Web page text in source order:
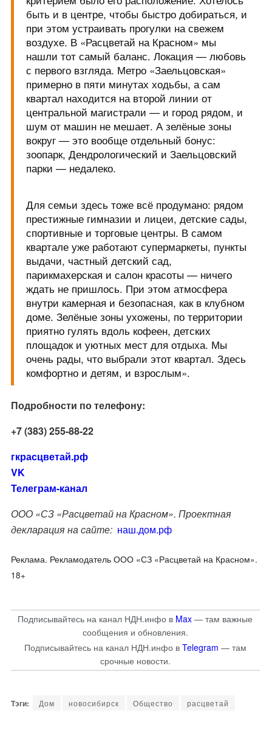
быть и в центре, чтобы быстро добираться, и
при этом устраивать прогулки на свежем
воздухе. В «Расцветай на Красном» мы
нашли тот самый баланс. Локация — любовь
с первого взгляда. Метро «Заельцовская»
примерно в пяти минутах ходьбы, а сам
квартал находится на второй линии от
центральной магистрали — и город рядом, и
шум от машин не мешает. А зелёные зоны
вокруг — это вообще отдельный бонус:
зоопарк, Дендрологический и Заельцовский
парки — недалеко.
Для семьи здесь тоже всё продумано: рядом
престижные гимназии и лицеи, детские сады,
спортивные и торговые центры. В самом
квартале уже работают супермаркеты, пункты
выдачи, частный детский сад,
парикмахерская и салон красоты — ничего
ждать не пришлось. При этом атмосфера
внутри камерная и безопасная, как в клубном
доме. Зелёные зоны ухожены, по территории
приятно гулять вдоль кофеен, детских
площадок и уютных мест для отдыха. Мы
очень рады, что выбрали этот квартал. Здесь
комфортно и детям, и взрослым».
Подробности по телефону:
+7 (383) 255-88-22
гкрасцветай.рф
VK
Телеграм-канал
ООО «СЗ «Расцветай на Красном». Проектная
декларация на сайте: наш.дом.рф
Реклама. Рекламодатель ООО «СЗ «Расцветай на Красном».
18+
Подписывайтесь на канал НДН.инфо в Max — там важные
сообщения и обновления.
Подписывайтесь на канал НДН.инфо в Telegram — там
срочные новости.
Дом новосибирск Общество расцветай